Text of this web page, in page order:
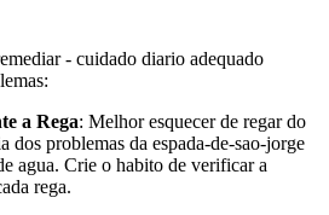
- cuidado diario adequado
a Rega: Melhor esquecer de regar do
dos problemas da espada-de-sao-jorge
agua. Crie o habito de verificar a
rega.